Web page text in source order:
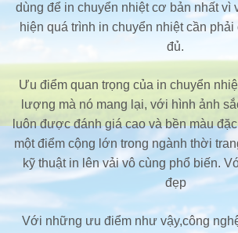
dùng để in chuyển nhiệt cơ bản nhất vì
hiện quá trình in chuyển nhiệt cần phải
đủ.
Ưu điểm quan trọng của in chuyển
lượng mà nó mang lại, với hình ảnh
luôn được đánh giá cao và bền màu
một điểm cộng lớn trong ngành thời
kỹ thuật in lên vải vô cùng phổ biến.
đẹp
Với những ưu điểm như vậy,công